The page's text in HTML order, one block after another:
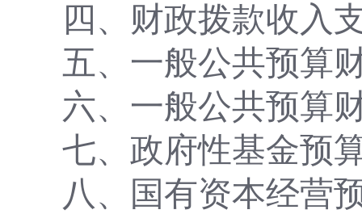
四、财政拨款收入
五、一般公共预算
六、一般公共预算
七、政府性基金预
八、国有资本经营